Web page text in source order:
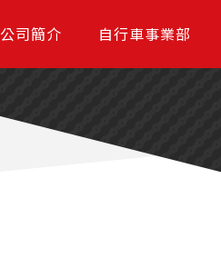
公司簡介 自行車事業部